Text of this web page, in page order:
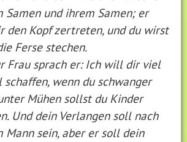
Samen und ihrem Samen; er
den Kopf zertreten, und du wirst
Ferse stechen.
Frau sprach er: Ich will dir viel
schaffen, wenn du schwanger
Mühen sollst du Kinder
Und dein Verlangen soll nach
Mann sein, aber er soll dein